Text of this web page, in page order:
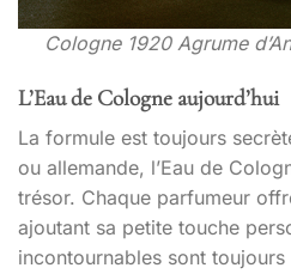
Cologne 1920 Agrume
L’Eau de Cologne aujourd’hui
La formule est toujours
ou allemande, l’Eau de
trésor. Chaque parfumeur
ajoutant sa petite touche
incontournables sont toujours